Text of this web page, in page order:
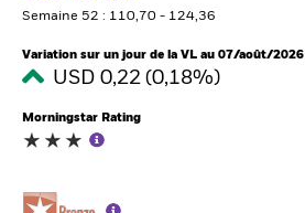
France
iShares
Aladdin
Semaine 52 : 110,70 - 124,36
Variation sur un jour de la VL au 07/août/2026
USD 0,22 (0,18%)
Morningstar Rating